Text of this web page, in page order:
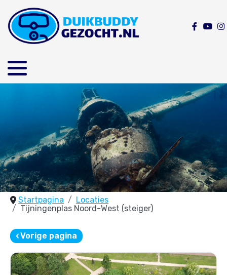
Startpagina
Locaties
Tijningenplas Noord-West (steiger)
‹Vorige pagina